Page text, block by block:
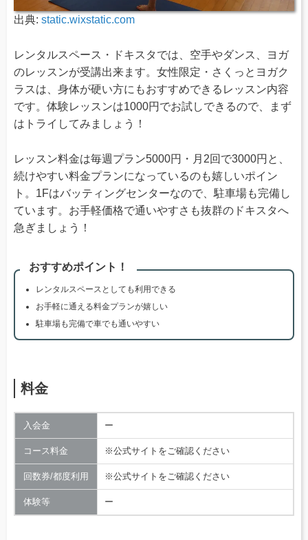
出典: static.wixstatic.com
レンタルスペース・ドキスタでは、空手やダンス、ヨガ
のレッスンが受講出来ます。女性限定・さくっとヨガク
ラスは、身体が硬い方にもおすすめできるレッスン内容
です。体験レッスンは1000円でお試しできるので、まず
はトライしてみましょう！
レッスン料金は毎週プラン5000円・月2回で3000円と、
続けやすい料金プランになっているのも嬉しいポイン
ト。1Fはバッティングセンターなので、駐車場も完備し
ています。お手軽価格で通いやすさも抜群のドキスタへ
急ぎましょう！
おすすめポイント！
レンタルスペースとしても利用できる
お手軽に通える料金プランが嬉しい
駐車場も完備で車でも通いやすい
料金
入会金 ー
コース料金 ※公式サイトをご確認ください
回数券/都度利用 ※公式サイトをご確認ください
体験等 ー